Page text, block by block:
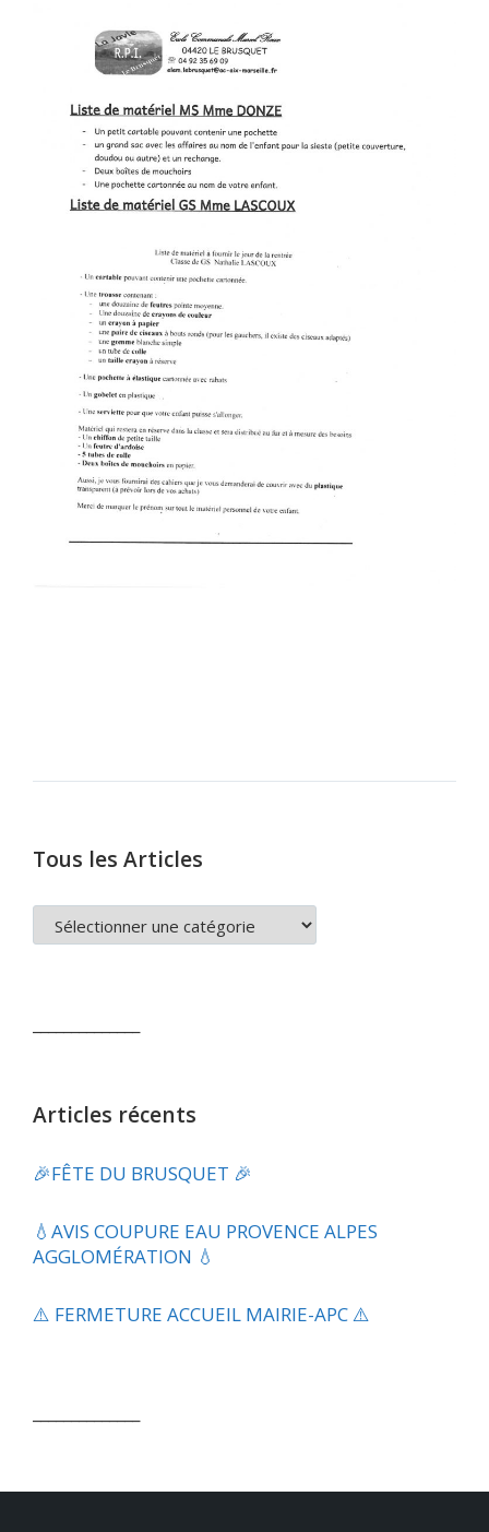
Tous les Articles
TOUS
LES
Articles récents
🎉FÊTE DU BRUSQUET 🎉
💧​AVIS COUPURE EAU PROVENCE ALPES
AGGLOMÉRATION 💧
⚠️ FERMETURE ACCUEIL MAIRIE-APC ⚠️